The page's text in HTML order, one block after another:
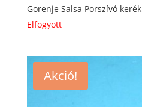
Gorenje Salsa Porszívó kerék
Elfogyott
Akció!